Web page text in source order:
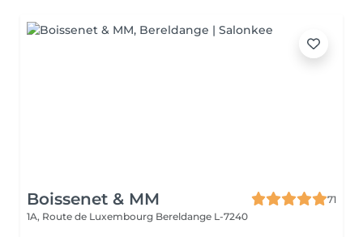
Boissenet & MM
71
1A, Route de Luxembourg Bereldange L-7240